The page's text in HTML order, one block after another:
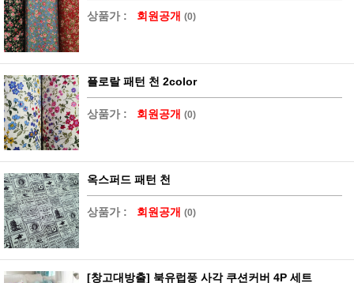
상품가 : 회원공개 (0)
플로랄 패턴 천 2color
상품가 : 회원공개 (0)
옥스퍼드 패턴 천
상품가 : 회원공개 (0)
[창고대방출] 북유럽풍 사각 쿠션커버 4P 세트